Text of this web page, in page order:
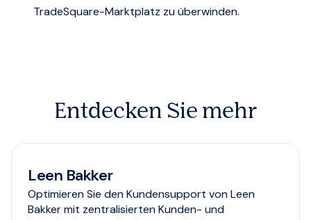
TradeSquare-Marktplatz zu überwinden.
Entdecken Sie mehr
Leen Bakker
Optimieren Sie den Kundensupport von Leen
Bakker mit zentralisierten Kunden- und